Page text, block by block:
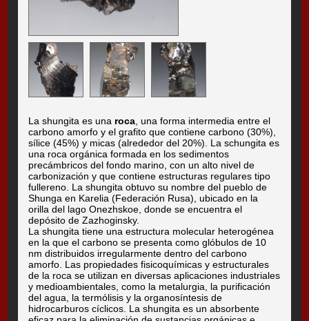
La shungita es una roca, una forma intermedia entre el
carbono amorfo y el grafito que contiene carbono (30%),
sílice (45%) y micas (alrededor del 20%). La schungita es
una roca orgánica formada en los sedimentos
precámbricos del fondo marino, con un alto nivel de
carbonización y que contiene estructuras regulares tipo
fullereno. La shungita obtuvo su nombre del pueblo de
Shunga en Karelia (Federación Rusa), ubicado en la
orilla del lago Onezhskoe, donde se encuentra el
depósito de Zazhoginsky.
La shungita tiene una estructura molecular heterogénea
en la que el carbono se presenta como glóbulos de 10
nm distribuidos irregularmente dentro del carbono
amorfo. Las propiedades fisicoquímicas y estructurales
de la roca se utilizan en diversas aplicaciones industriales
y medioambientales, como la metalurgia, la purificación
del agua, la termólisis y la organosíntesis de
hidrocarburos cíclicos. La shungita es un absorbente